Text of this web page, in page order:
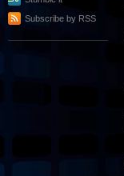
Subscribe by RSS